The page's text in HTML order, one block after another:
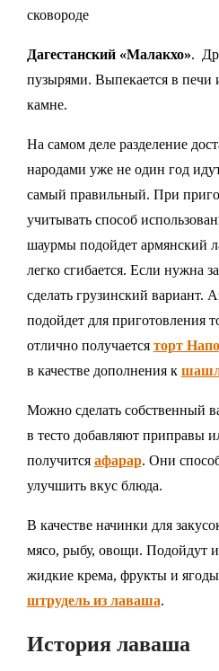
сковороде
Дагестанский «Малакхо».
пузырями. Выпекается в печи
камне.
На самом деле разделение
народами уже не один год
самый правильный. При
учитывать способ
шаурмы подойдет армянский
легко сгибается. Если нужна
сделать грузинский вариант.
подойдет для приготовления
отлично получается торт
в качестве дополнения к
Можно сделать собственный
в тесто добавляют приправы
получится афарар. Они
улучшить вкус блюда.
В качестве начинки для
мясо, рыбу, овощи. Подойдут
жидкие крема, фрукты и
штрудель из лаваша.
История лаваша